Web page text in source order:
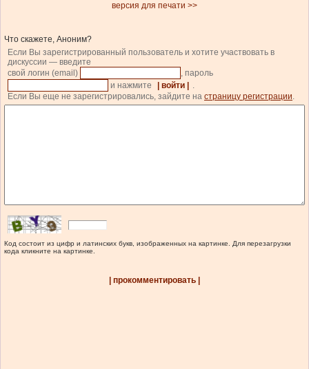
версия для печати >>
Что скажете, Аноним?
Если Вы зарегистрированный пользователь и хотите участвовать в
дискуссии — введите
свой логин (email)
, пароль
и нажмите
| войти |
.
Если Вы еще не зарегистрировались, зайдите на страницу регистрации.
Код состоит из цифр и латинских букв, изображенных на картинке. Для перезагрузки
кода кликните на картинке.
| прокомментировать |